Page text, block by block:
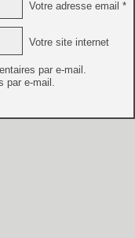
Votre adresse email *
Votre site internet
par e-mail.
par e-mail.